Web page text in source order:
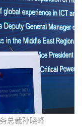
总裁孙晓峰